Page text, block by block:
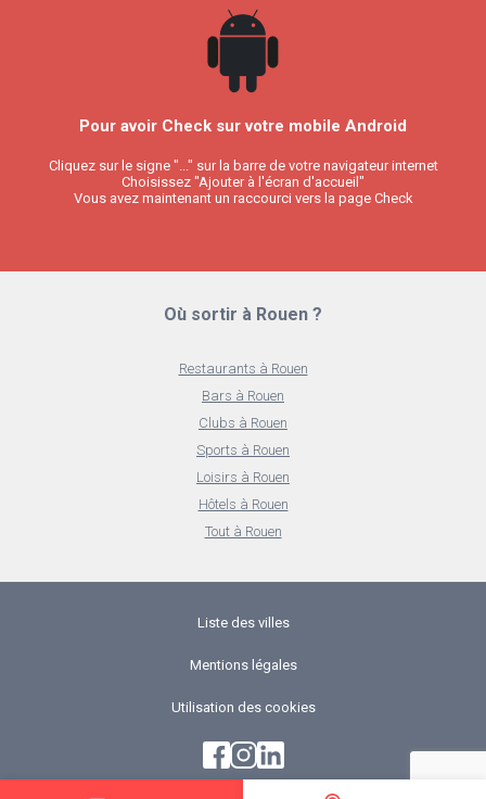
Pour avoir Check sur votre mobile Android
Cliquez sur le signe "..." sur la barre de votre navigateur internet
Choisissez "Ajouter à l'écran d'accueil"
Vous avez maintenant un raccourci vers la page Check
Où sortir à Rouen ?
Restaurants à Rouen
Bars à Rouen
Clubs à Rouen
Sports à Rouen
Loisirs à Rouen
Hôtels à Rouen
Tout à Rouen
Liste des villes
Mentions légales
Utilisation des cookies